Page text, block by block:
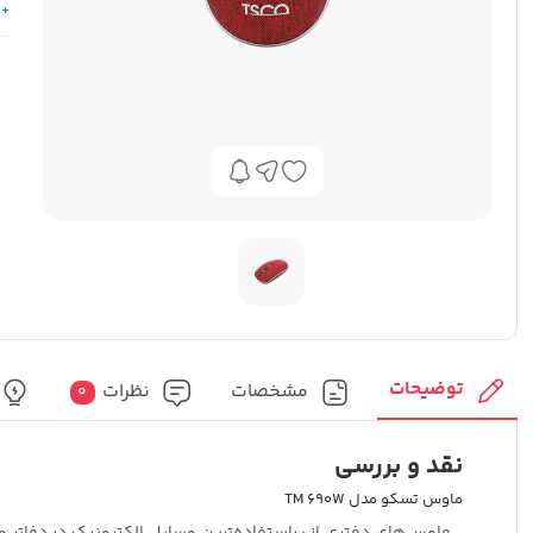
توضیحات مشخصات نظرات 0
نقد و بررسی
ماوس تسکو مدل TM 690W